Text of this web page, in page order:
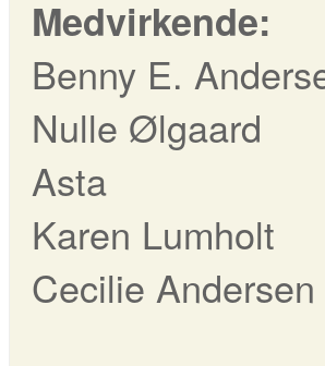
Medvirkende:
Benny E.
Nulle Ølgaard
Asta
Karen Lumholt
Cecilie Andersen